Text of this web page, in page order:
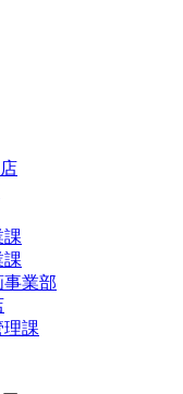
課
課
業部
理課